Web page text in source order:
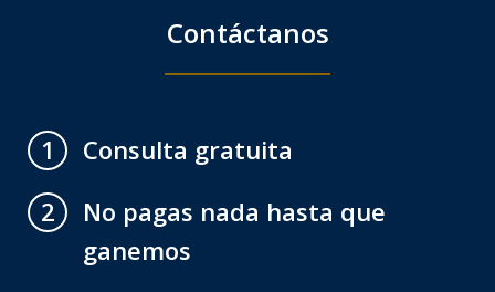
Contáctanos
1
Consulta gratuita
2
No pagas nada hasta que
ganemos